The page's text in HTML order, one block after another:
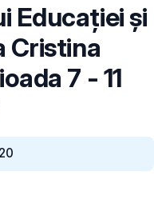
Educației și
Cristina
7 - 11